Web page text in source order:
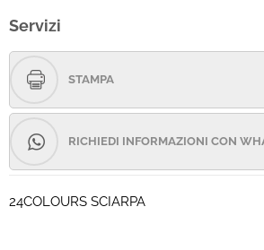
Servizi
STAMPA
RICHIEDI INFORMAZIONI CON
24COLOURS SCIARPA